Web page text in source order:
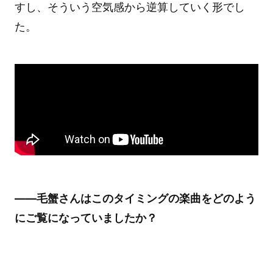
すし、そういう空気感から逆算していく形でし
た。
――毛蟹さんはこのタイミングの楽曲をどのよう
にご覧になっていましたか？